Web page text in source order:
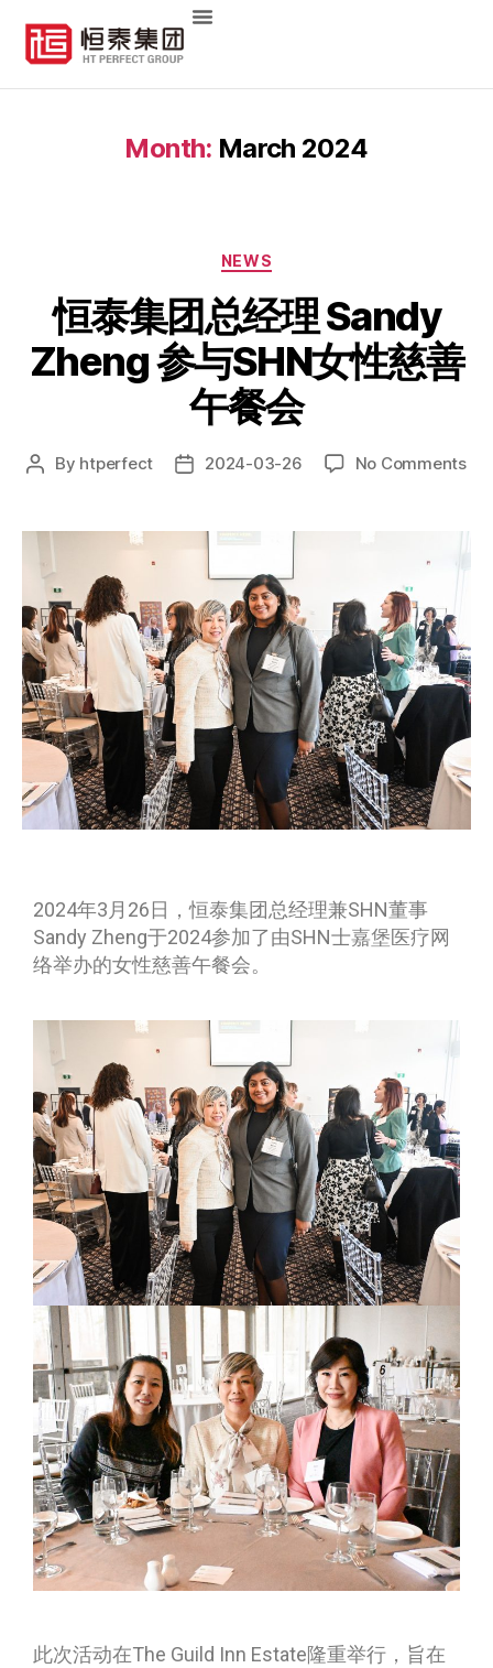
Month: March 2024
NEWS
恒泰集团总经理 Sandy
Zheng 参与SHN女性慈善
午餐会
By htperfect 2024-03-26 No Comments
2024年3月26日，恒泰集团总经理兼SHN董事
Sandy Zheng于2024参加了由SHN士嘉堡医疗网
络举办的女性慈善午餐会。
此次活动在The Guild Inn Estate隆重举行，旨在